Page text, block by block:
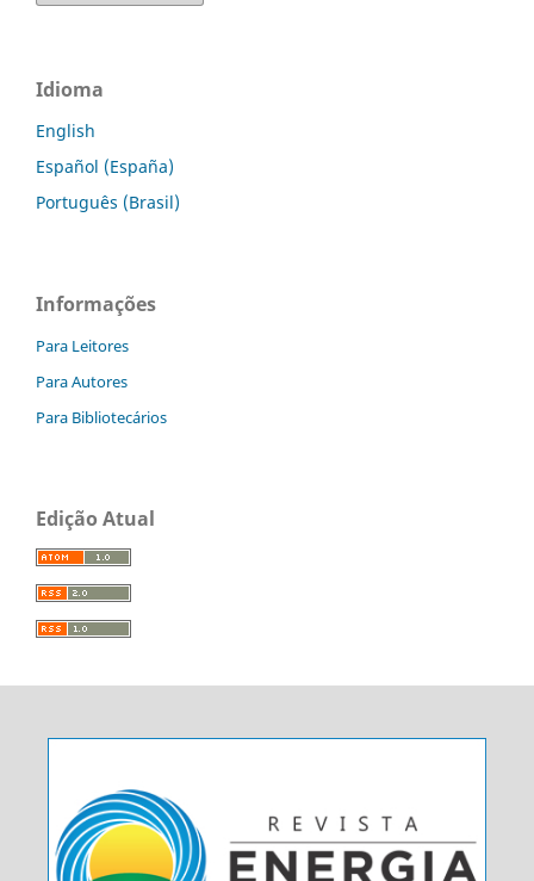
Idioma
English
Español (España)
Português (Brasil)
Informações
Para Leitores
Para Autores
Para Bibliotecários
Edição Atual